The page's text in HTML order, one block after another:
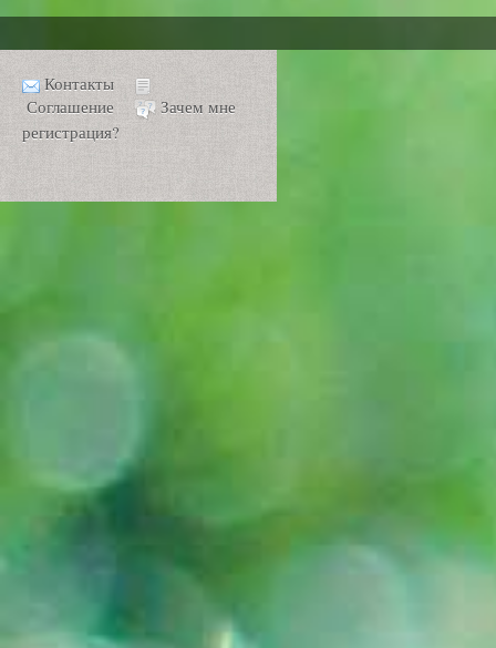
Контакты
Соглашение
Зачем мне
регистрация?